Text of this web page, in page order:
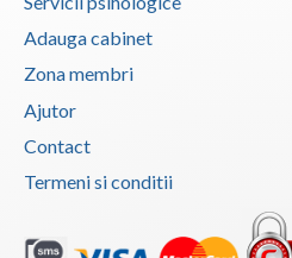
Adauga cabinet
Zona membri
Ajutor
Contact
Termeni si conditii